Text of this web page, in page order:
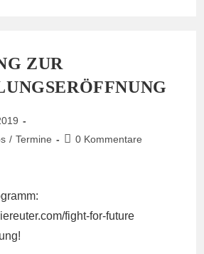
ZUR
/ Termine
Beitrags-
0 Kommentare
fight-for-future